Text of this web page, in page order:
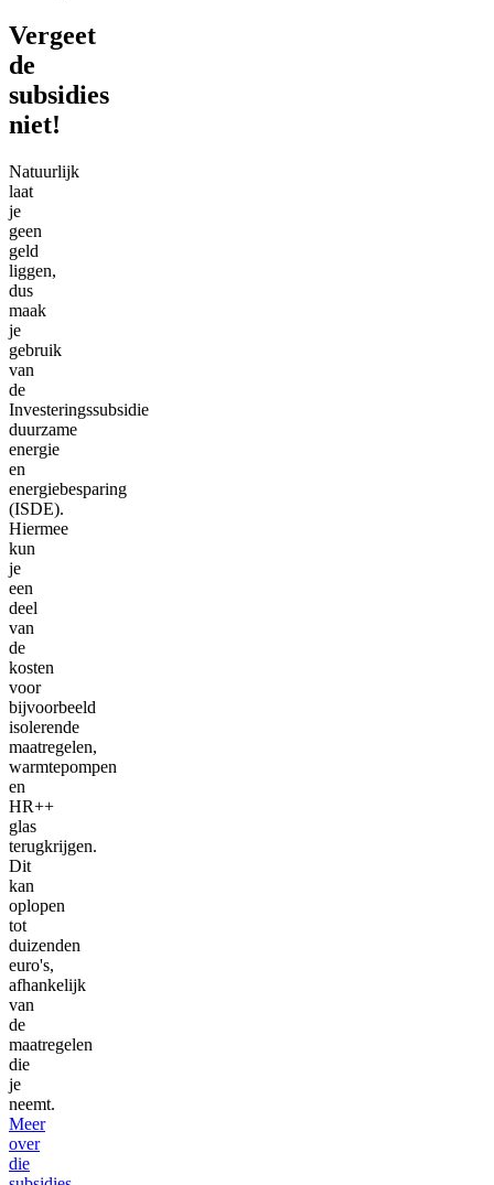
Vergeet
de
subsidies
niet!
Natuurlijk
laat
je
geen
geld
liggen,
dus
maak
je
gebruik
van
de
Investeringssubsidie
duurzame
energie
en
energiebesparing
(ISDE).
Hiermee
kun
je
een
deel
van
de
kosten
voor
bijvoorbeeld
isolerende
maatregelen,
warmtepompen
en
HR++
glas
terugkrijgen.
Dit
kan
oplopen
tot
duizenden
euro's,
afhankelijk
van
de
maatregelen
die
je
neemt.
Meer
over
die